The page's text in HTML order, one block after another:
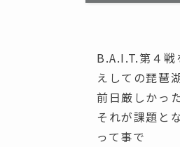
B.A.I.T.第４戦
えしての琵琶
前日厳しかっ
それが課題と
って事で